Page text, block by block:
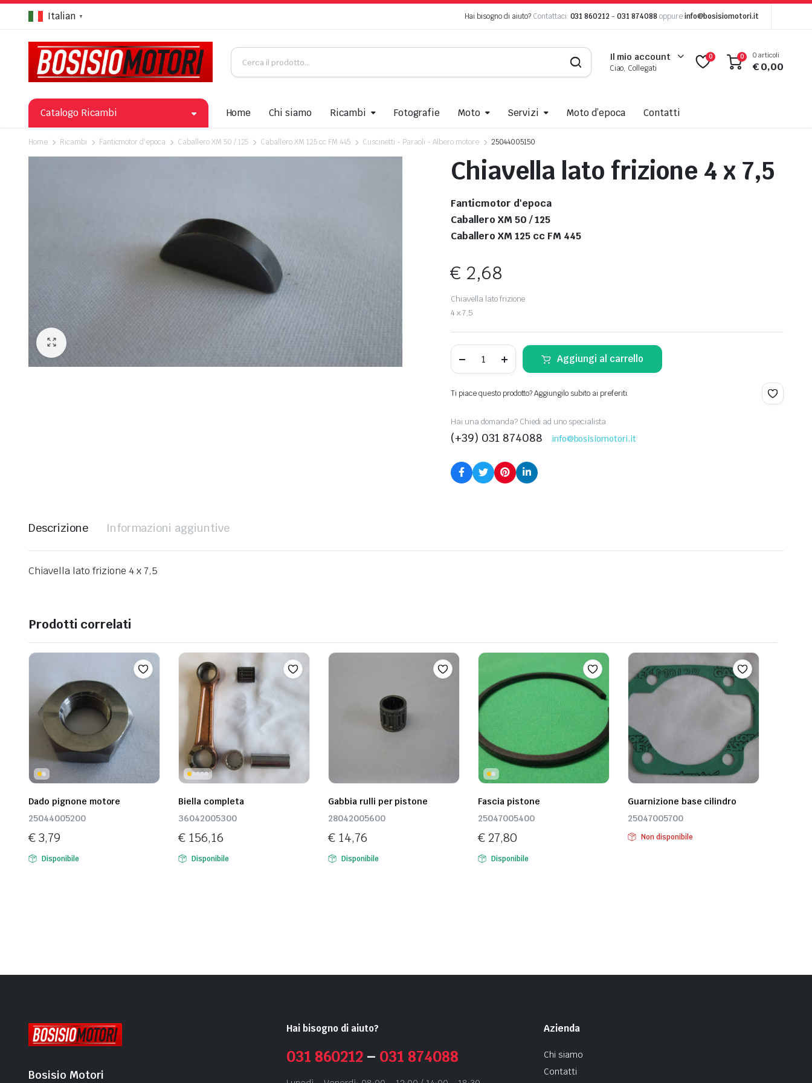
Italian ▼ Hai bisogno di aiuto? Contattaci: 031 860212-031 874088oppure info@bosisiomotori.it
Il mio account
Ciao, Collegati
0 0 0 articoli
€0,00
Catalogo Ricambi Home Chi siamo Ricambi Fotografie Moto Servizi Moto d’epoca Contatti
Home Ricambi Fanticmotor d'epoca Caballero XM 50 / 125 Caballero XM 125 cc FM 445 Cuscinetti - Paraoli - Albero motore 25044005150
Chiavella lato frizione 4 x 7,5
Fanticmotor d'epoca
Caballero XM 50 / 125
Caballero XM 125 cc FM 445
€ 2,68
Chiavella lato frizione
4 x 7,5
25044005150
quantity
Aggiungi al carrello
Ti piace questo prodotto? Aggiungilo subito ai preferiti.
Hai una domanda? Chiedi ad uno specialista
(+39) 031 874088 info@bosisiomotori.it
Descrizione Informazioni aggiuntive
Chiavella lato frizione 4 x 7,5
Prodotti correlati
Dado pignone motore
25044005200
€3,79
Disponibile
Biella completa
36042005300
€156,16
Disponibile
Gabbia rulli per pistone
28042005600
€14,76
Disponibile
Fascia pistone
25047005400
€27,80
Disponibile
Guarnizione base cilindro
25047005700
Non disponibile
Bosisio Motori
Hai bisogno di aiuto?
031 860212 – 031 874088
Azienda
Chi siamo
Contatti